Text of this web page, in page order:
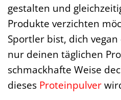
gestalten und
Produkte verzichten
Sportler bist, dich
nur deinen täglichen
schmackhafte Weise
dieses Proteinpulver